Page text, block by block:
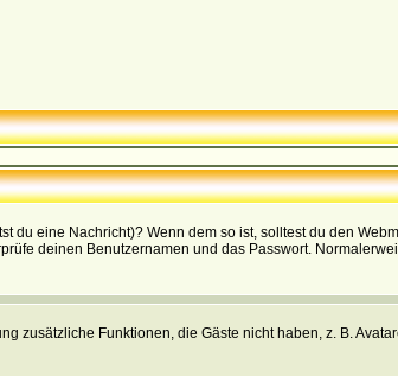
eine Nachricht)? Wenn dem so ist, solltest du den
deinen Benutzernamen und das Passwort.
zusätzliche Funktionen, die Gäste nicht haben, z. B.